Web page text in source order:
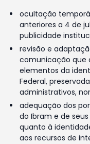
ocultação
anteriores a 4 de
publicidade
revisão e
comunicação que
elementos da
Federal,
administrativos,
adequação dos
do Ibram e de
quanto à
aos recursos de